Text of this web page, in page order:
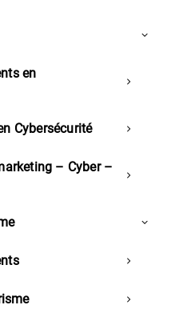
en
Cybersécurité
– Cyber –
29 janvier 2021
29 janvier 2021